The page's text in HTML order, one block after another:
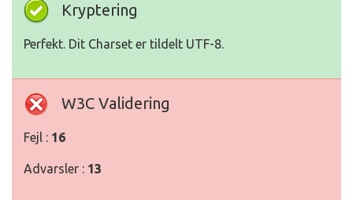
Kryptering
Perfekt. Dit Charset er tildelt UTF-8.
W3C Validering
Fejl : 16
Advarsler : 13